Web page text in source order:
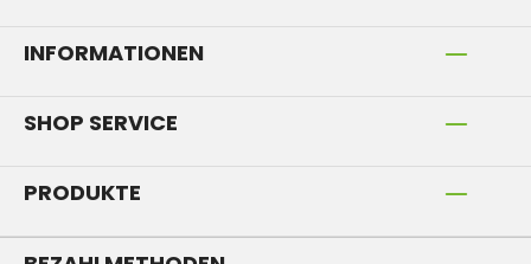
INFORMATIONEN
SHOP SERVICE
PRODUKTE